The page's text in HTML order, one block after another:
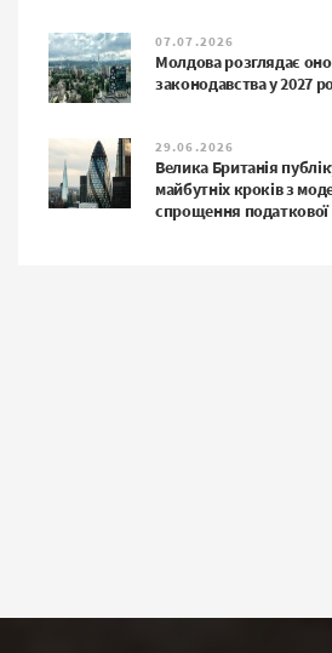
07.07.2026
Молдова розглядає
законодавства у 2027
29.06.2026
Велика Британія
майбутніх кроків з
спрощення податкової